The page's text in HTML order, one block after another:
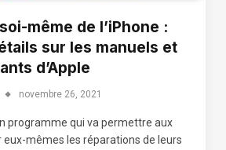
même de l’iPhone :
sur les manuels et
d’Apple
novembre 26, 2021
programme qui va permettre aux
eux-mêmes les réparations de leurs